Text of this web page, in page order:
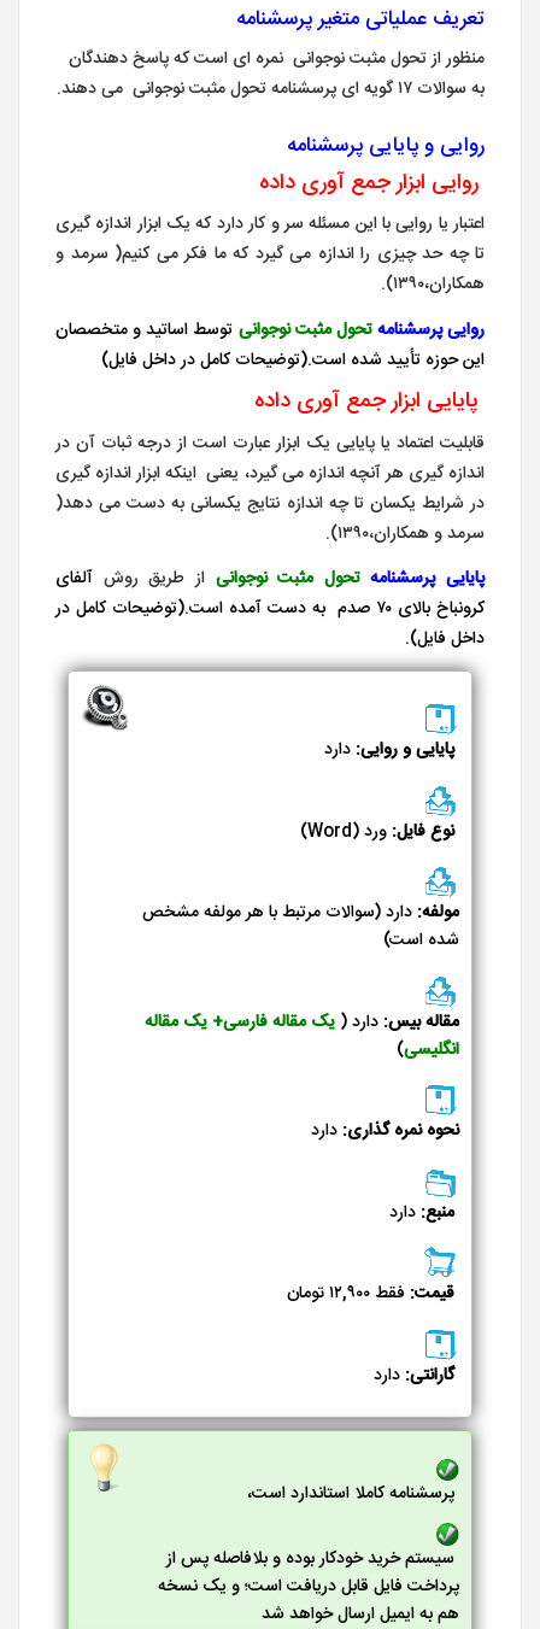
تعریف عملیاتی متغیر پرسشنامه
منظور از تحول مثبت نوجوانی نمره ای است که پاسخ دهندگان
به سوالات ۱۷ گویه ای پرسشنامه تحول مثبت نوجوانی می دهند.
روایی و پایایی پرسشنامه
روایی ابزار جمع آوری داده
اعتبار یا روایی با این مسئله سر و کار دارد که یک ابزار اندازه گیری
تا چه حد چیزی را اندازه می گیرد که ما فکر می کنیم( سرمد و
همکاران،۱۳۹۰).
روایی پرسشنامهتحول مثبت نوجوانی توسط اساتید و متخصصان
این حوزه تأیید شده است.(توضیحات کامل در داخل فایل)
پایایی ابزار جمع آوری داده
قابلیت اعتماد یا پایایی یک ابزار عبارت است از درجه ثبات آن در
اندازه گیری هر آنچه اندازه می گیرد، یعنی اینکه ابزار اندازه گیری
در شرایط یکسان تا چه اندازه نتایج یکسانی به دست می دهد(
سرمد و همکاران،۱۳۹۰).
پایایی پرسشنامهتحول مثبت نوجوانیاز طریق روش آلفای
کرونباخ بالای ۷۰ صدم به دست آمده است.(توضیحات کامل در
داخل فایل).
پایایی و روایی: دارد
نوع فایل: ورد (Word)
مولفه: دارد (سوالات مرتبط با هر مولفه مشخص
شده است)
مقاله بیس: دارد ( یک مقاله فارسی+ یک مقاله
انگلیسی)
نحوه نمره گذاری: دارد
منبع: دارد
قیمت: فقط ۱۲,۹۰۰ تومان
گارانتی: دارد
پرسشنامه کاملا استاندارد است،
سیستم خرید خودکار بوده و بلافاصله پس از
پرداخت فایل قابل دریافت است؛ و یک نسخه
هم به ایمیل ارسال خواهد شد